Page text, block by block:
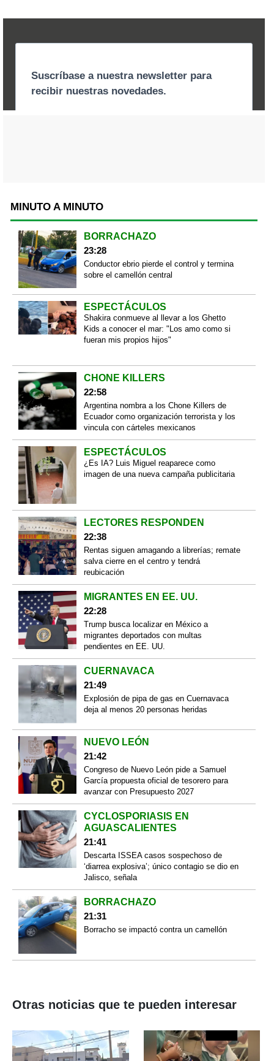
MINUTO A MINUTO
BORRACHAZO
23:28
Conductor ebrio pierde el control y termina
sobre el camellón central
ESPECTÁCULOS
Shakira conmueve al llevar a los Ghetto
Kids a conocer el mar: "Los amo como si
fueran mis propios hijos"
CHONE KILLERS
22:58
Argentina nombra a los Chone Killers de
Ecuador como organización terrorista y los
vincula con cárteles mexicanos
ESPECTÁCULOS
¿Es IA? Luis Miguel reaparece como
imagen de una nueva campaña publicitaria
LECTORES RESPONDEN
22:38
Rentas siguen amagando a librerías; remate
salva cierre en el centro y tendrá
reubicación
MIGRANTES EN EE. UU.
22:28
Trump busca localizar en México a
migrantes deportados con multas
pendientes en EE. UU.
CUERNAVACA
21:49
Explosión de pipa de gas en Cuernavaca
deja al menos 20 personas heridas
NUEVO LEÓN
21:42
Congreso de Nuevo León pide a Samuel
García propuesta oficial de tesorero para
avanzar con Presupuesto 2027
CYCLOSPORIASIS EN
AGUASCALIENTES
21:41
Descarta ISSEA casos sospechoso de
‘diarrea explosiva’; único contagio se dio en
Jalisco, señala
BORRACHAZO
21:31
Borracho se impactó contra un camellón
Otras noticias que te pueden interesar